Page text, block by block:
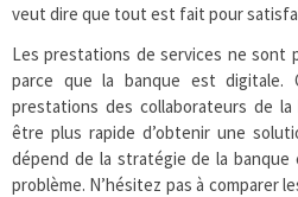
veut dire que tout est fait pour
Les prestations de services ne sont
parce que la banque est digitale.
prestations des collaborateurs de
être plus rapide d’obtenir une
dépend de la stratégie de la
problème. N’hésitez pas à comparer